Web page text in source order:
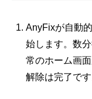
AnyFixが自動
始します。数
常のホーム画
解除は完了です